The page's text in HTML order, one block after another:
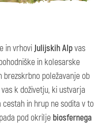
in vrhoviJulijskih Alpvas
in kolesarske
poležavanje ob
k doživetju, ki ustvarja
cestah in hrup ne sodita v to
pod okrilje biosfernega